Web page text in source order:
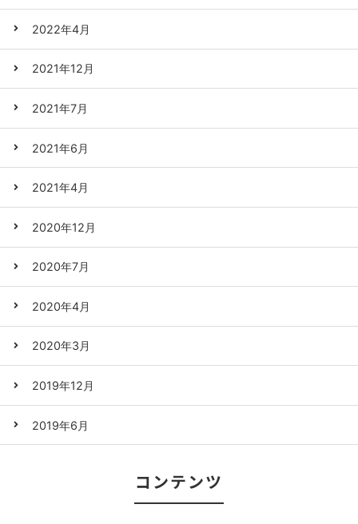
2022年4月
2021年12月
2021年7月
2021年6月
2021年4月
2020年12月
2020年7月
2020年4月
2020年3月
2019年12月
2019年6月
コンテンツ